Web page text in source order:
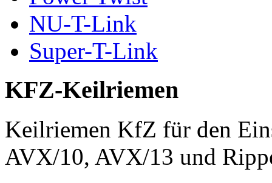
NU-T-Link
Super-T-Link
KFZ-Keilriemen
Keilriemen KfZ für den
AVX/10, AVX/13 und